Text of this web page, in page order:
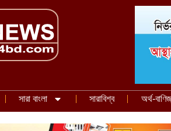
সারা বাংলা সারাবিশ্ব অর্থ-